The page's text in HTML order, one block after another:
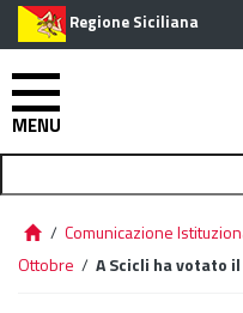
Regione Siciliana
MENU
/ Comunicazione
Ottobre / A Scicli ha votato